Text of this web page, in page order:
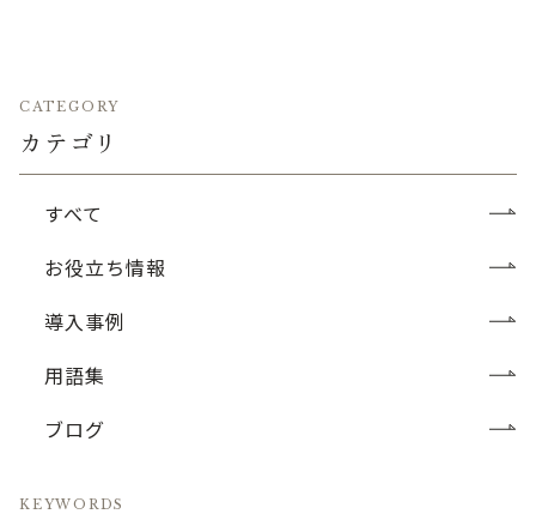
CATEGORY
カテゴリ
すべて
お役立ち情報
導入事例
用語集
ブログ
KEYWORDS